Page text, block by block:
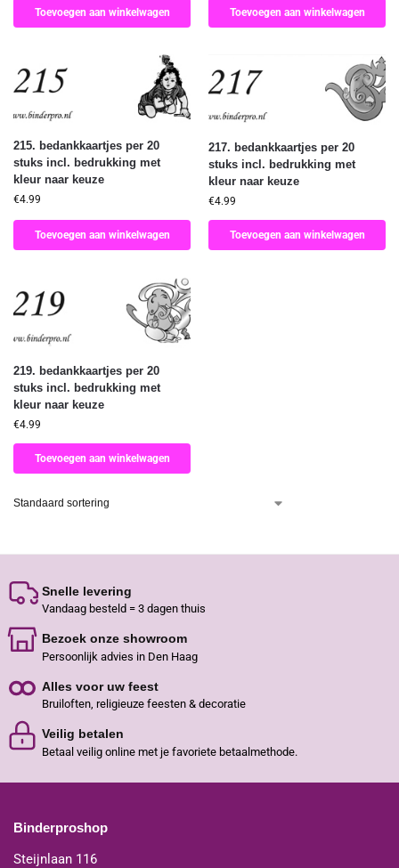
Toevoegen aan winkelwagen Toevoegen aan winkelwagen
215. bedankkaartjes per 20
stuks incl. bedrukking met
kleur naar keuze
€4.99
Toevoegen aan winkelwagen
217. bedankkaartjes per 20
stuks incl. bedrukking met
kleur naar keuze
€4.99
Toevoegen aan winkelwagen
219. bedankkaartjes per 20
stuks incl. bedrukking met
kleur naar keuze
€4.99
Toevoegen aan winkelwagen
Snelle levering
Vandaag besteld = 3 dagen thuis
Bezoek onze showroom
Persoonlijk advies in Den Haag
Alles voor uw feest
Bruiloften, religieuze feesten & decoratie
Veilig betalen
Betaal veilig online met je favoriete betaalmethode.
Binderproshop
Steijnlaan 116